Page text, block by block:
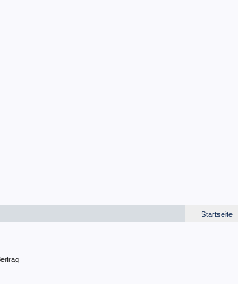
Startseite